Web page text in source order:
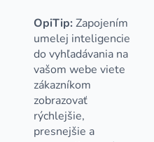
OpiTip: Zapojením
umelej inteligencie
do vyhľadávania na
vašom webe viete
zákazníkom
zobrazovať
rýchlejšie,
presnejšie a